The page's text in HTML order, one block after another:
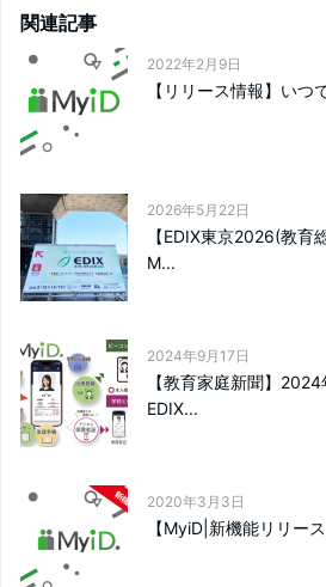
関連記事
2022年2月9日
【リリース情報】いつ
2026年5月22日
【EDIX東京2026(教育
M...
2024年9月17日
【教育家庭新聞】
EDIX...
2020年3月3日
【MyiD|新機能リリー